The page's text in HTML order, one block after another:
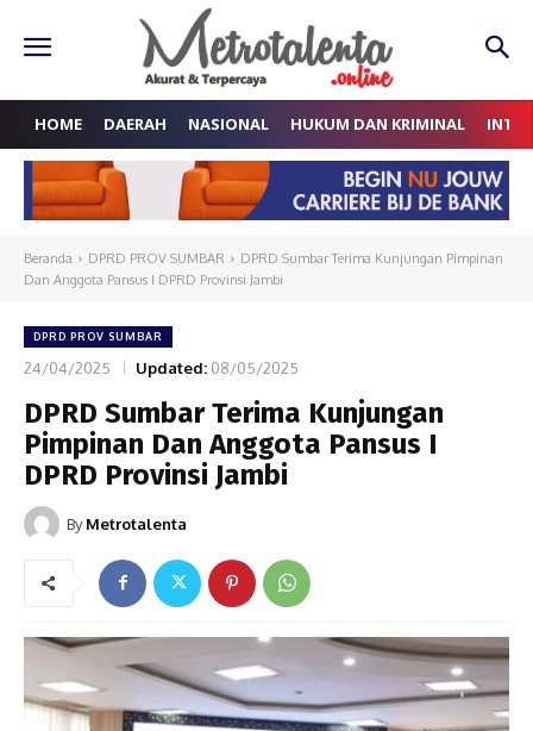
HOME DAERAH NASIONAL HUKUM DAN KRIMINAL
Beranda DPRD PROV SUMBAR
DPRD Sumbar Terima Kunjungan Pimpinan
Dan Anggota Pansus I DPRD Provinsi Jambi
DPRD PROV SUMBAR
24/04/2025 Updated: 08/05/2025
DPRD Sumbar Terima Kunjungan
Pimpinan Dan Anggota Pansus I
DPRD Provinsi Jambi
By Metrotalenta